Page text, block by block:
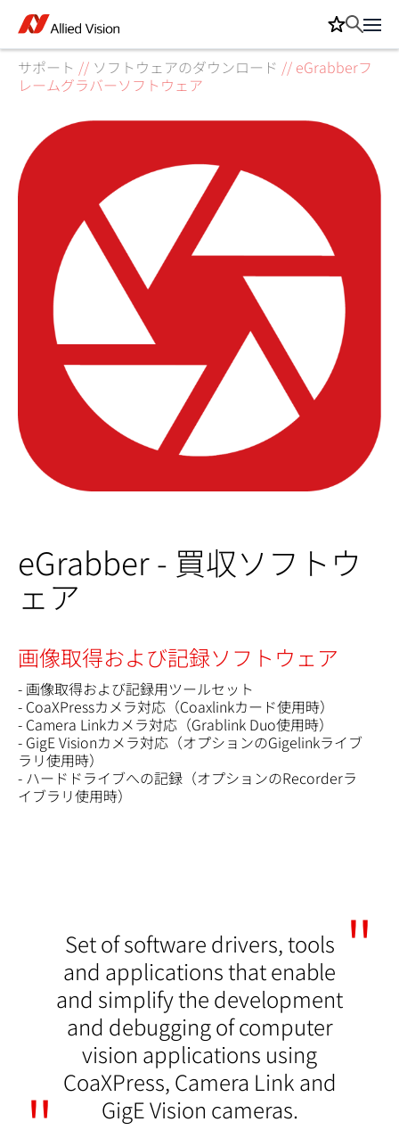
サポート // ソフトウェアのダウンロード // eGrabberフ
レームグラバーソフトウェア
eGrabber - 買収ソフトウ
ェア
画像取得および記録ソフトウェア
- 画像取得および記録用ツールセット
- CoaXPressカメラ対応（Coaxlinkカード使用時）
- Camera Linkカメラ対応（Grablink Duo使用時）
- GigE Visionカメラ対応（オプションのGigelinkライブ
ラリ使用時）
- ハードドライブへの記録（オプションのRecorderラ
イブラリ使用時）
Set of software drivers, tools
and applications that enable
and simplify the development
and debugging of computer
vision applications using
CoaXPress, Camera Link and
GigE Vision cameras.